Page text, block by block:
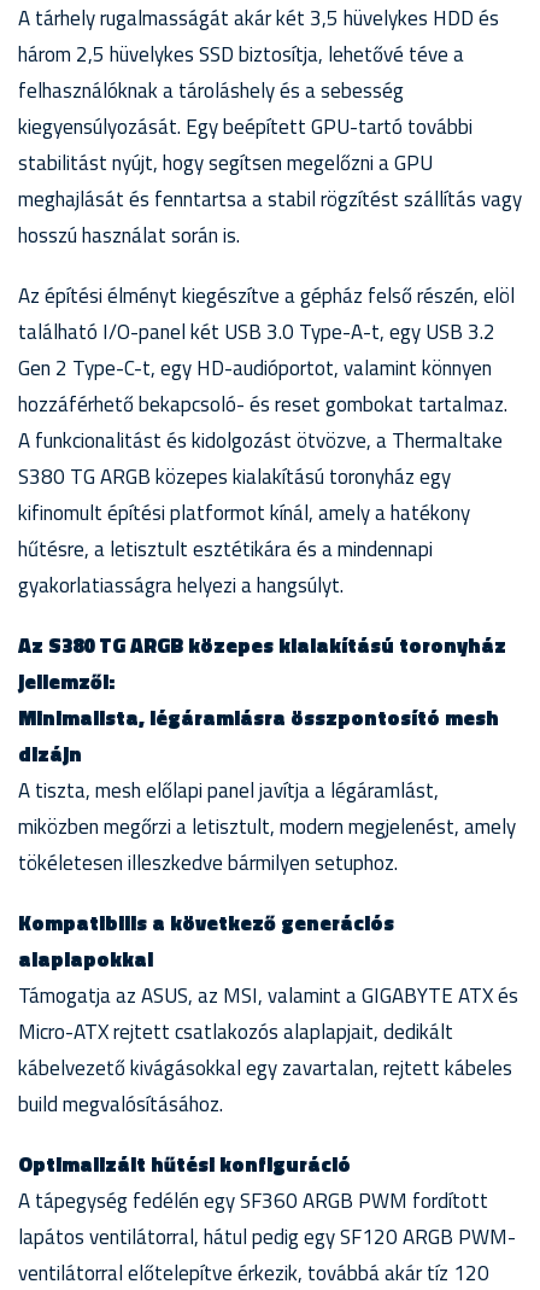
A tárhely rugalmasságát akár két 3,5 hüvelykes HDD és
három 2,5 hüvelykes SSD biztosítja, lehetővé téve a
felhasználóknak a tároláshely és a sebesség
kiegyensúlyozását. Egy beépített GPU-tartó további
stabilitást nyújt, hogy segítsen megelőzni a GPU
meghajlását és fenntartsa a stabil rögzítést szállítás vagy
hosszú használat során is.
Az építési élményt kiegészítve a gépház felső részén, elöl
található I/O-panel két USB 3.0 Type-A-t, egy USB 3.2
Gen 2 Type-C-t, egy HD-audióportot, valamint könnyen
hozzáférhető bekapcsoló- és reset gombokat tartalmaz.
A funkcionalitást és kidolgozást ötvözve, a Thermaltake
S380 TG ARGB közepes kialakítású toronyház egy
kifinomult építési platformot kínál, amely a hatékony
hűtésre, a letisztult esztétikára és a mindennapi
gyakorlatiasságra helyezi a hangsúlyt.
Az S380 TG ARGB közepes kialakítású toronyház
jellemzői:
Minimalista, légáramlásra összpontosító mesh
dizájn
A tiszta, mesh előlapi panel javítja a légáramlást,
miközben megőrzi a letisztult, modern megjelenést, amely
tökéletesen illeszkedve bármilyen setuphoz.
Kompatibilis a következő generációs
alaplapokkal
Támogatja az ASUS, az MSI, valamint a GIGABYTE ATX és
Micro-ATX rejtett csatlakozós alaplapjait, dedikált
kábelvezető kivágásokkal egy zavartalan, rejtett kábeles
build megvalósításához.
Optimalizált hűtési konfiguráció
A tápegység fedélén egy SF360 ARGB PWM fordított
lapátos ventilátorral, hátul pedig egy SF120 ARGB PWM-
ventilátorral előtelepítve érkezik, továbbá akár tíz 120